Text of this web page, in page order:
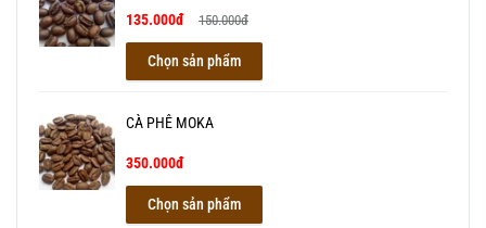
135.000đ 150.000đ
Chọn sản phẩm
CÀ PHÊ MOKA
350.000đ
Chọn sản phẩm